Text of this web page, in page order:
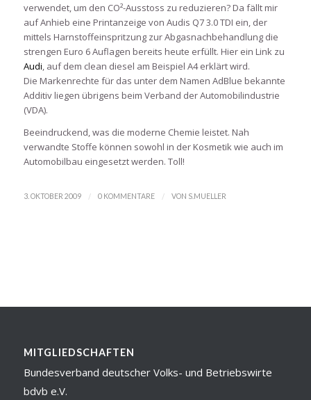
verwendet, um den CO²-Ausstoss zu reduzieren? Da fällt mir
auf Anhieb eine Printanzeige von Audis Q7 3.0 TDI ein, der
mittels Harnstoffeinspritzung zur Abgasnachbehandlung die
strengen Euro 6 Auflagen bereits heute erfüllt. Hier ein Link zu
Audi, auf dem clean diesel am Beispiel A4 erklärt wird.
Die Markenrechte für das unter dem Namen AdBlue bekannte
Additiv liegen übrigens beim Verband der Automobilindustrie
(VDA).
Beeindruckend, was die moderne Chemie leistet. Nah
verwandte Stoffe können sowohl in der Kosmetik wie auch im
Automobilbau eingesetzt werden. Toll!
3. OKTOBER 2009 / 0 KOMMENTARE / VON S.MUELLER
MITGLIEDSCHAFTEN
Bundesverband deutscher Volks- und Betriebswirte
bdvb e.V.